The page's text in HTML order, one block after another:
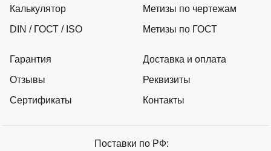
Калькулятор
DIN / ГОСТ / ISO
Гарантия
Отзывы
Сертификаты
Метизы по чертежам
Метизы по ГОСТ
Доставка и оплата
Реквизиты
Контакты
Поставки по РФ: